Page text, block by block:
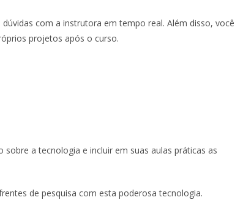
com a instrutora em tempo real. Além disso, você
projetos após o curso.
a tecnologia e incluir em suas aulas práticas as
de pesquisa com esta poderosa tecnologia.